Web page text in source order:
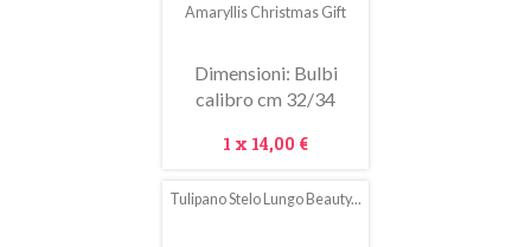
Amaryllis Christmas Gift
Dimensioni: Bulbi
calibro cm 32/34
Prezzo
1 x 14,00 €
Tulipano Stelo Lungo Beauty...